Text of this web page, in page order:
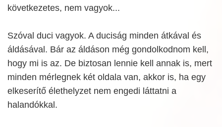
következetes, nem vagyok...
Szóval duci vagyok. A duciság minden átkával és
áldásával. Bár az áldáson még gondolkodnom kell,
hogy mi is az. De biztosan lennie kell annak is, mert
minden mérlegnek két oldala van, akkor is, ha egy
elkeserítő élethelyzet nem engedi láttatni a
halandókkal.